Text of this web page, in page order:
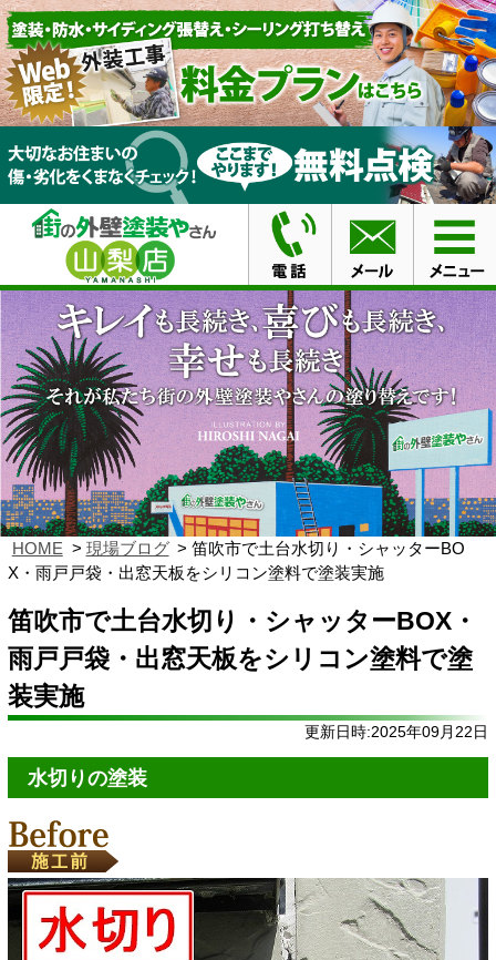
HOME 現場ブログ
笛吹市で土台水切り・シャッターBO
X・雨戸戸袋・出窓天板をシリコン塗料で塗装実施
笛吹市で土台水切り・シャッターBOX・
雨戸戸袋・出窓天板をシリコン塗料で塗
装実施
更新日時:2025年09月22日
水切りの塗装